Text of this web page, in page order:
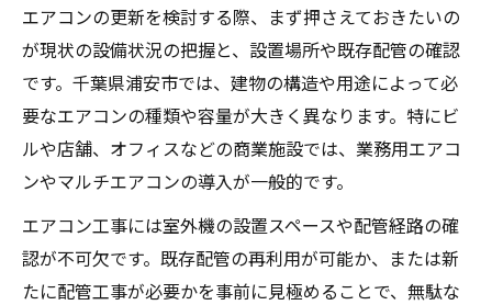
エアコンの更新を検討する際、まず押さえておきたいの
が現状の設備状況の把握と、設置場所や既存配管の確認
です。千葉県浦安市では、建物の構造や用途によって必
要なエアコンの種類や容量が大きく異なります。特にビ
ルや店舗、オフィスなどの商業施設では、業務用エアコ
ンやマルチエアコンの導入が一般的です。
エアコン工事には室外機の設置スペースや配管経路の確
認が不可欠です。既存配管の再利用が可能か、または新
たに配管工事が必要かを事前に見極めることで、無駄な